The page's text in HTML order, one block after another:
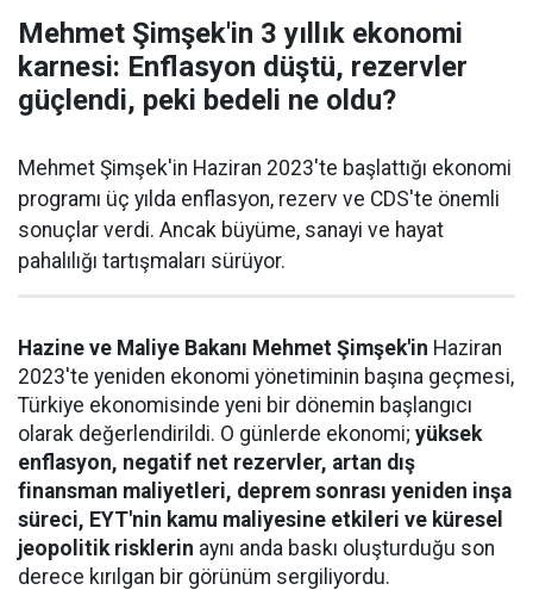
Mehmet Şimşek'in 3 yıllık ekonomi
karnesi: Enflasyon düştü, rezervler
güçlendi, peki bedeli ne oldu?
Mehmet Şimşek'in Haziran 2023'te başlattığı ekonomi
programı üç yılda enflasyon, rezerv ve CDS'te önemli
sonuçlar verdi. Ancak büyüme, sanayi ve hayat
pahalılığı tartışmaları sürüyor.
Hazine ve Maliye Bakanı Mehmet Şimşek'in Haziran
2023'te yeniden ekonomi yönetiminin başına geçmesi,
Türkiye ekonomisinde yeni bir dönemin başlangıcı
olarak değerlendirildi. O günlerde ekonomi; yüksek
enflasyon, negatif net rezervler, artan dış
finansman maliyetleri, deprem sonrası yeniden inşa
süreci, EYT'nin kamu maliyesine etkileri ve küresel
jeopolitik risklerin aynı anda baskı oluşturduğu son
derece kırılgan bir görünüm sergiliyordu.